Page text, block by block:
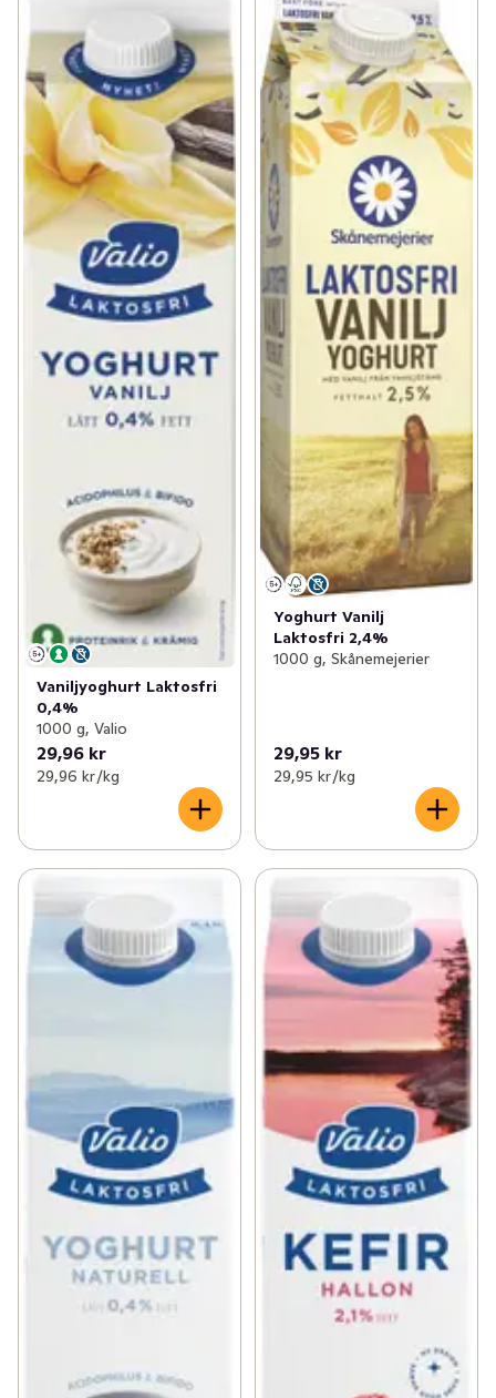
Vaniljyoghurt Laktosfri
0,4%
1000 g, Valio
29,96 kr
29,96 kr /kg
Yoghurt Vanilj
Laktosfri 2,4%
1000 g, Skånemejerier
29,95 kr
29,95 kr /kg